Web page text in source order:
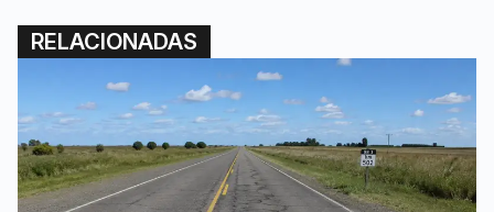
RELACIONADAS